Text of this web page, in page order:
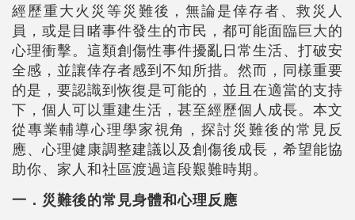
經歷重大火災等災難後，無論是倖存者、救災人
員，或是目睹事件發生的市民，都可能面臨巨大的
心理衝擊。這類創傷性事件擾亂日常生活、打破安
全感，並讓倖存者感到不知所措。然而，同樣重要
的是，要認識到恢復是可能的，並且在適當的支持
下，個人可以重建生活，甚至經歷個人成長。本文
從專業輔導心理學家視角，探討災難後的常見反
應、心理健康調整建議以及創傷後成長，希望能協
助你、家人和社區渡過這段艱難時期。
一．災難後的常見身體和心理反應